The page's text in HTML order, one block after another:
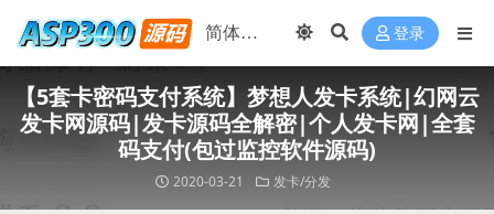
登录
【5套卡密码支付系统】梦想人发卡系统|幻网云
发卡网源码|发卡源码全解密|个人发卡网|全套
码支付(包过监控软件源码)
2020-03-21 发卡/分发